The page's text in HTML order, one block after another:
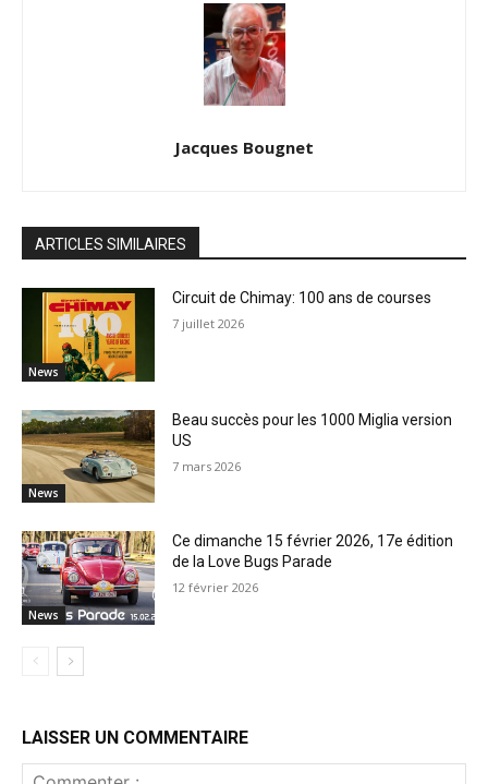
Jacques Bougnet
ARTICLES SIMILAIRES
News
Circuit de Chimay: 100 ans de courses
7 juillet 2026
News
Beau succès pour les 1000 Miglia version
US
7 mars 2026
News
Ce dimanche 15 février 2026, 17e édition
de la Love Bugs Parade
12 février 2026
LAISSER UN COMMENTAIRE